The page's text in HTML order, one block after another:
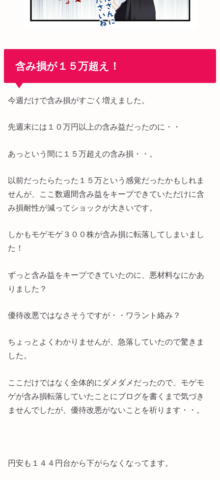
含み損が１５万超え！
今週だけで含み損がすごく増えました。
先週末には１０万円以上の含み益だったのに・・
あっという間に１５万超えの含み損・・。
以前だったらたった１５万という感覚だったかもしれま
せんが、ここ数週間含み益をキープできていただけに含
み損耐性が減ってショックが大きいです。
しかもモゲモゲ３００株が含み損に転落してしまいまし
た！
ずっと含み益をキープできていたのに、悪材料なにかあ
りました？
優待改悪ではなさそうですが・・ワラント絡み？
ちょっとよくわかりませんが、急落していたので驚きま
した。
ここだけではなく全体的にダメダメだったので、モゲモ
ゲが含み損転落していたことにブログを書くまで気づき
ませんでしたが、優待改悪がないことを祈ります・・。
円安も１４４円台から下がらなくなってます。